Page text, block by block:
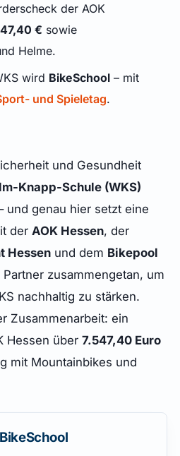
der AOK
€ sowie
Helme.
wird BikeSchool– mit
und Spieletag.
und Gesundheit
Knapp-Schule (WKS)
und genau hier setzt eine
der AOK Hessen, der
Hessenund dem Bikepool
zusammengetan, um
nachhaltig zu stärken.
Zusammenarbeit: ein
Hessen über 7.547,40 Euro
mit Mountainbikes und